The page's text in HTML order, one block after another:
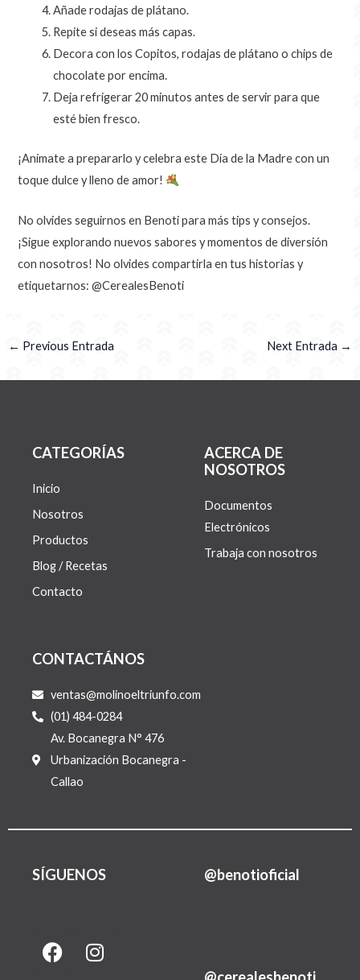
Añade rodajas de plátano.
Repite si deseas más capas.
Decora con los Copitos, rodajas de plátano o chips de
chocolate por encima.
Deja refrigerar 20 minutos antes de servir para que
esté bien fresco.
¡Anímate a prepararlo y celebra este Día de la Madre con un
toque dulce y lleno de amor!
No olvides seguirnos en Benoti para más tips y consejos.
¡Sigue explorando nuevos sabores y momentos de diversión
con nosotros! No olvides compartirla en tus historias y
etiquetarnos: @CerealesBenoti
← Previous Entrada Next Entrada →
CATEGORÍAS
Inicio
Nosotros
Productos
Blog / Recetas
Contacto
ACERCA DE
NOSOTROS
Documentos
Electrónicos
Trabaja con nosotros
CONTACTÁNOS
ventas@molinoeltriunfo.com
(01) 484-0284
Av. Bocanegra N° 476
Urbanización Bocanegra -
Callao
SÍGUENOS @benotioficial
F
a
I
n
L
i